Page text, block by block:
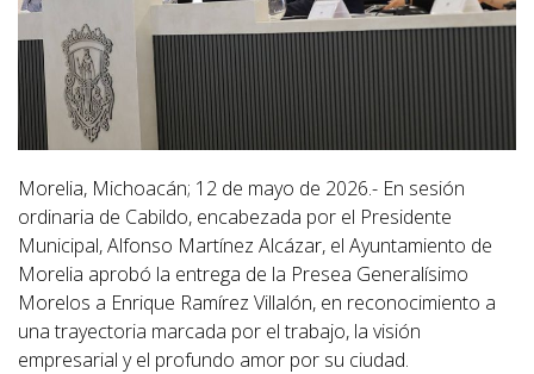
Morelia, Michoacán; 12 de mayo de 2026.- En sesión
ordinaria de Cabildo, encabezada por el Presidente
Municipal, Alfonso Martínez Alcázar, el Ayuntamiento de
Morelia aprobó la entrega de la Presea Generalísimo
Morelos a Enrique Ramírez Villalón, en reconocimiento a
una trayectoria marcada por el trabajo, la visión
empresarial y el profundo amor por su ciudad.